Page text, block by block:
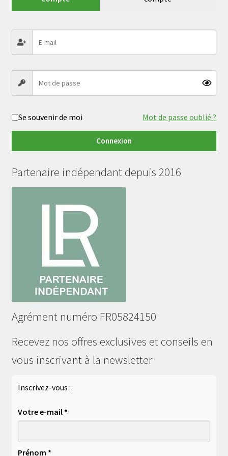
Se souvenir de moi Mot de passe oublié ?
Connexion
Partenaire indépendant depuis 2016
Agrément numéro FR05824150
Recevez nos offres exclusives et conseils en
vous inscrivant à la newsletter
Inscrivez-vous :
Votre e-mail *
Prénom *